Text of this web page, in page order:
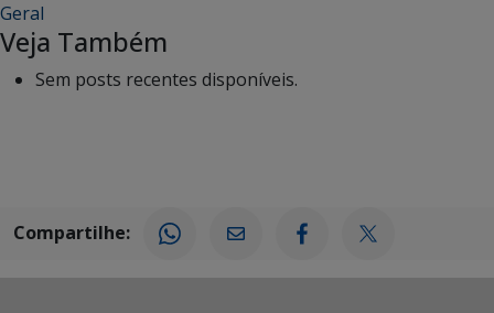
Geral
Veja Também
Sem posts recentes disponíveis.
Compartilhe: